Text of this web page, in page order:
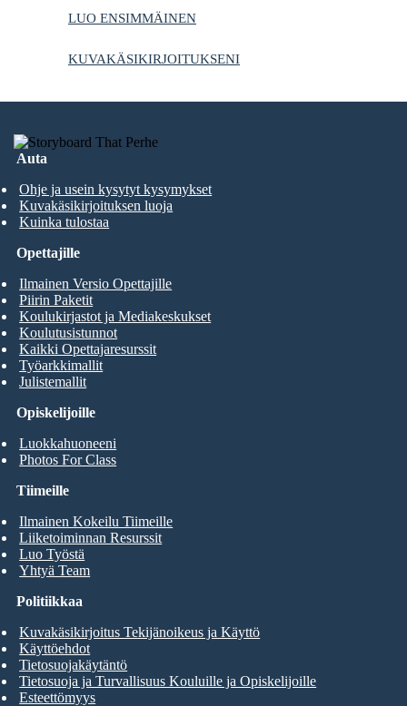
LUO ENSIMMÄINEN
KUVAKÄSIKIRJOITUKSENI
Auta
Ohje ja usein kysytyt kysymykset
Kuvakäsikirjoituksen luoja
Kuinka tulostaa
Opiskelijoille
Luokkahuoneeni
Photos For Class
Opettajille
Ilmainen Versio Opettajille
Piirin Paketit
Koulukirjastot ja Mediakeskukset
Koulutusistunnot
Kaikki Opettajaresurssit
Työarkkimallit
Julistemallit
Tiimeille
Ilmainen Kokeilu Tiimeille
Liiketoiminnan Resurssit
Luo Työstä
Yhtyä Team
Politiikkaa
Kuvakäsikirjoitus Tekijänoikeus ja Käyttö
Käyttöehdot
Tietosuojakäytäntö
Tietosuoja ja Turvallisuus Kouluille ja Opiskelijoille
Esteettömyys